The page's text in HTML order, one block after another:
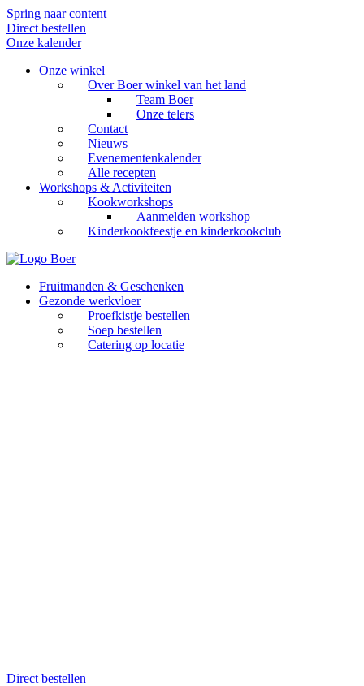
Spring naar content
Direct bestellen
Onze kalender
Onze winkel
Over Boer winkel van het land
Team Boer
Onze telers
Contact
Nieuws
Evenementenkalender
Alle recepten
Workshops & Activiteiten
Kookworkshops
Aanmelden workshop
Kinderkookfeestje en kinderkookclub
Fruitmanden & Geschenken
Gezonde werkvloer
Proefkistje bestellen
Soep bestellen
Catering op locatie
Direct bestellen